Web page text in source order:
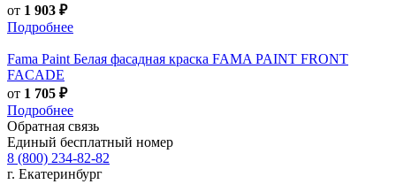
от 1 903 ₽
Подробнее
Fama Paint Белая фасадная краска FAMA PAINT FRONT
FACADE
от 1 705 ₽
Подробнее
Обратная связь
Единый бесплатный номер
8 (800) 234-82-82
г. Екатеринбург